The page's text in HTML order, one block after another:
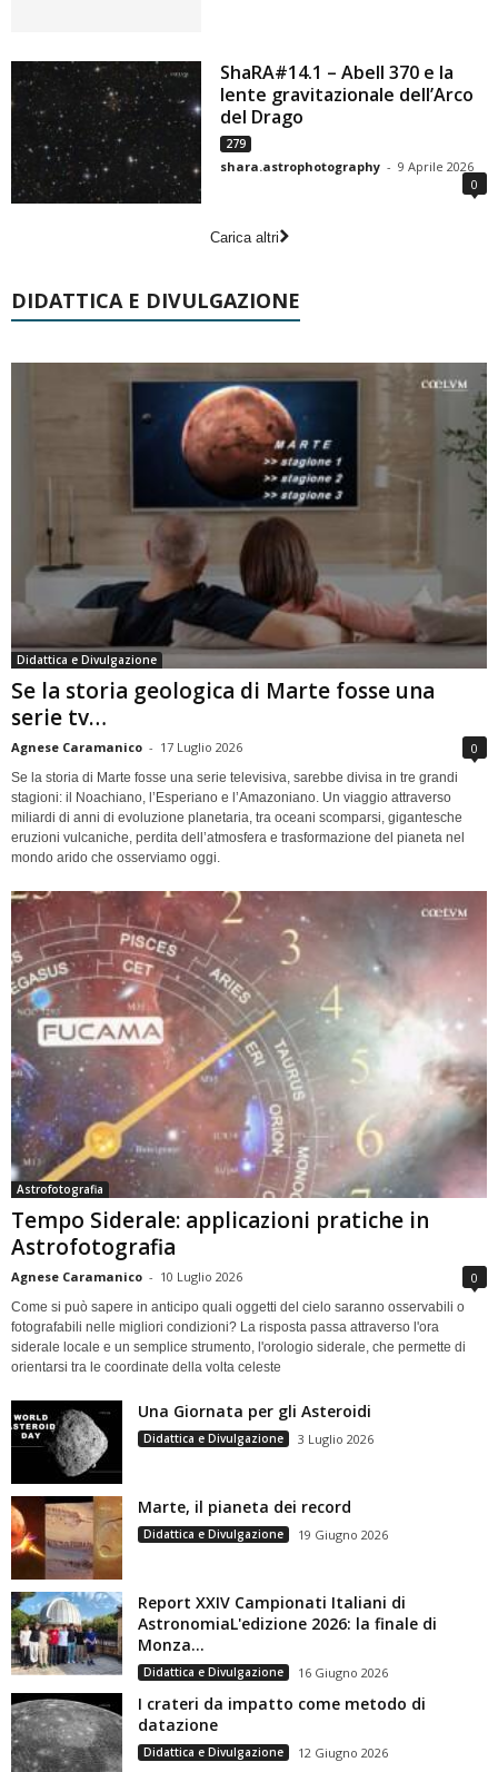
ShaRA#14.1 – Abell 370 e la
lente gravitazionale dell’Arco
del Drago
279
shara.astrophotography - 9 Aprile 2026
0
Carica altri
DIDATTICA E DIVULGAZIONE
Didattica e Divulgazione
Se la storia geologica di Marte fosse una
serie tv…
Agnese Caramanico - 17 Luglio 2026 0
Se la storia di Marte fosse una serie televisiva, sarebbe divisa in tre grandi
stagioni: il Noachiano, l’Esperiano e l’Amazoniano. Un viaggio attraverso
miliardi di anni di evoluzione planetaria, tra oceani scomparsi, gigantesche
eruzioni vulcaniche, perdita dell’atmosfera e trasformazione del pianeta nel
mondo arido che osserviamo oggi.
Astrofotografia
Tempo Siderale: applicazioni pratiche in
Astrofotografia
Agnese Caramanico - 10 Luglio 2026 0
Come si può sapere in anticipo quali oggetti del cielo saranno osservabili o
fotografabili nelle migliori condizioni? La risposta passa attraverso l'ora
siderale locale e un semplice strumento, l'orologio siderale, che permette di
orientarsi tra le coordinate della volta celeste
Una Giornata per gli Asteroidi
Didattica e Divulgazione 3 Luglio 2026
Marte, il pianeta dei record
Didattica e Divulgazione 19 Giugno 2026
Report XXIV Campionati Italiani di
AstronomiaL'edizione 2026: la finale di
Monza...
Didattica e Divulgazione 16 Giugno 2026
I crateri da impatto come metodo di
datazione
Didattica e Divulgazione 12 Giugno 2026